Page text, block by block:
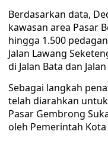
Berdasarkan data,
kawasan area Pasar
hingga 1.500
Jalan Lawang
di Jalan Bata dan
Sebagai langkah
telah diarahkan
Pasar Gembrong
oleh Pemerintah